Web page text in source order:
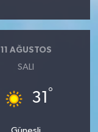
11 AĞUSTOS
SALI
31 °